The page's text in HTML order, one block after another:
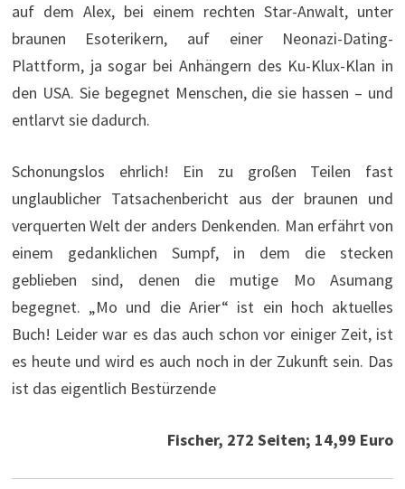
auf dem Alex, bei einem rechten Star-Anwalt, unter
braunen Esoterikern, auf einer Neonazi-Dating-
Plattform, ja sogar bei Anhängern des Ku-Klux-Klan in
den USA. Sie begegnet Menschen, die sie hassen – und
entlarvt sie dadurch.
Schonungslos ehrlich! Ein zu großen Teilen fast
unglaublicher Tatsachenbericht aus der braunen und
verquerten Welt der anders Denkenden. Man erfährt von
einem gedanklichen Sumpf, in dem die stecken
geblieben sind, denen die mutige Mo Asumang
begegnet. „Mo und die Arier“ ist ein hoch aktuelles
Buch! Leider war es das auch schon vor einiger Zeit, ist
es heute und wird es auch noch in der Zukunft sein. Das
ist das eigentlich Bestürzende
Fischer, 272 Seiten; 14,99 Euro